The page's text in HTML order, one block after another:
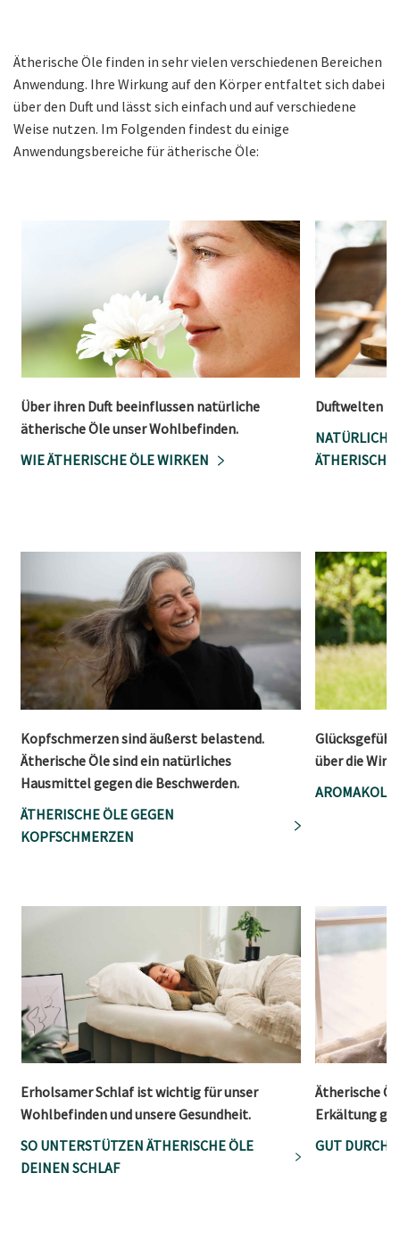
Ätherische Öle finden in sehr vielen verschiedenen Bereichen
Anwendung. Ihre Wirkung auf den Körper entfaltet sich dabei
über den Duft und lässt sich einfach und auf verschiedene
Weise nutzen. Im Folgenden findest du einige
Anwendungsbereiche für ätherische Öle:
Über ihren Duft beeinflussen natürliche
ätherische Öle unser Wohlbefinden.
WIE ÄTHERISCHE ÖLE WIRKEN
Duftwelten
Kopfschmerzen sind äußerst belastend.
Ätherische Öle sind ein natürliches
Hausmittel gegen die Beschwerden.
ÄTHERISCHE ÖLE GEGEN
KOPFSCHMERZEN
über die
Erholsamer Schlaf ist wichtig für unser
Wohlbefinden und unsere Gesundheit.
SO UNTERSTÜTZEN ÄTHERISCHE ÖLE
DEINEN SCHLAF
Ätherische
Erkältung
GUT DURCH